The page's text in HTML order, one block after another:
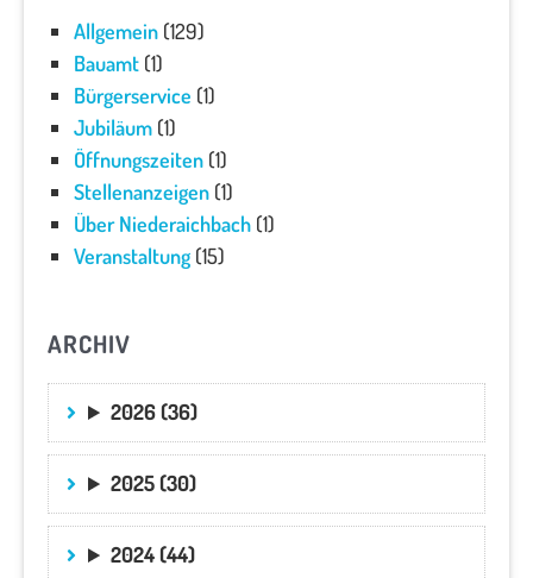
Allgemein(129)
Bauamt(1)
Bürgerservice (1)
Jubiläum(1)
Öffnungszeiten(1)
Stellenanzeigen(1)
Über Niederaichbach(1)
Veranstaltung(15)
ARCHIV
2026 (36)
2025 (30)
2024 (44)